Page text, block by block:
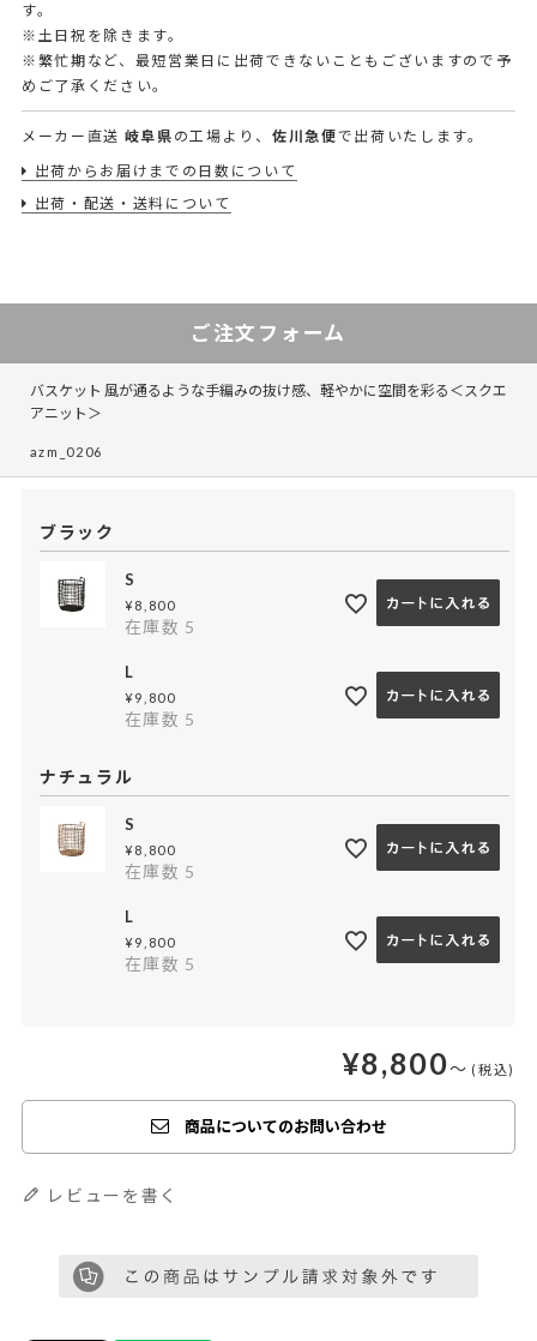
す。
※土日祝を除きます。
※繁忙期など、最短営業日に出荷できないこともございますので予
めご了承ください。
メーカー直送 岐阜県 の工場より、 佐川急便で出荷いたします。
出荷からお届けまでの日数について
出荷・配送・送料について
ご注文フォーム
バスケット 風が通るような手編みの抜け感、軽やかに空間を彩る＜スクエ
アニット＞
azm_0206
ブラック
S
¥ 8,800
在庫数 5
L
¥ 9,800
在庫数 5
ナチュラル
S
¥ 8,800
在庫数 5
L
¥ 9,800
在庫数 5
¥8,800〜
商品についてのお問い合わせ
レビューを書く